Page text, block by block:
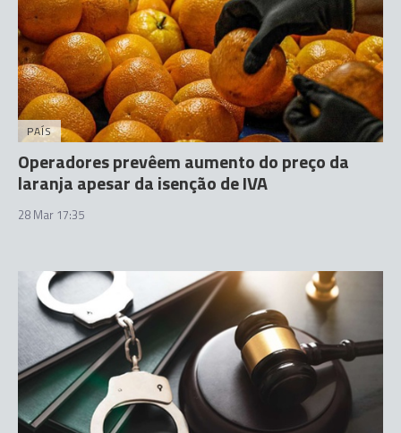
PAÍS
Operadores prevêem aumento do preço da
laranja apesar da isenção de IVA
28 Mar 17:35